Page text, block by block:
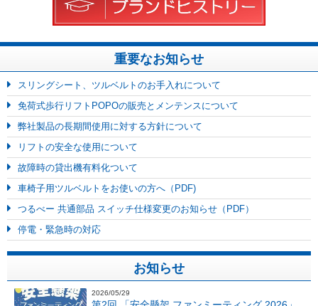
重要なお知らせ
スリングシート、ツルベルトのお手入れについて
免荷式歩行リフトPOPOの販売とメンテンスについて
弊社製品の長期間使用に対する方針について
リフトの安全な使用について
故障時の貸出機有料化ついて
車椅子用ツルベルトをお使いの方へ（PDF)
つるべー 共通部品 スイッチ仕様変更のお知らせ（PDF）
停電・緊急時の対応
お知らせ
2026/05/29